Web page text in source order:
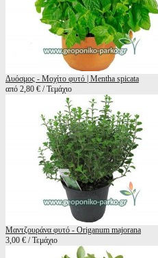
Δυόσμος - Μοχίτο φυτό | Mentha spicata
από 2,80 € / Τεμάχιο
Μαντζουράνα φυτό - Origanum majorana
3,00 € / Τεμάχιο